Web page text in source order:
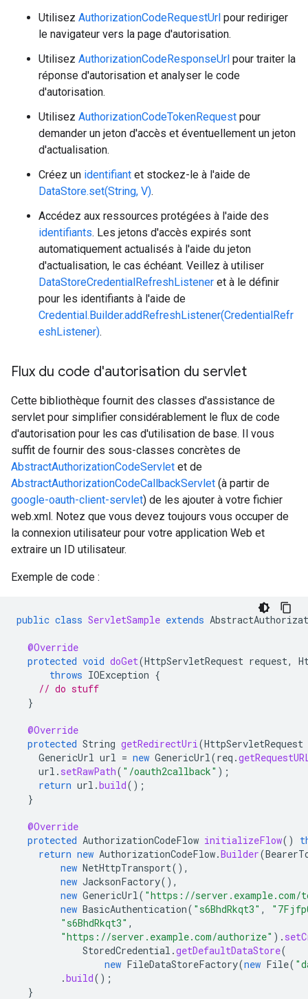
Utilisez AuthorizationCodeRequestUrl pour rediriger
le navigateur vers la page d'autorisation.
Utilisez AuthorizationCodeResponseUrl pour traiter la
réponse d'autorisation et analyser le code
d'autorisation.
Utilisez AuthorizationCodeTokenRequest pour
demander un jeton d'accès et éventuellement un jeton
d'actualisation.
Créez un identifiant et stockez-le à l'aide de
DataStore.set(String, V).
Accédez aux ressources protégées à l'aide des
identifiants. Les jetons d'accès expirés sont
automatiquement actualisés à l'aide du jeton
d'actualisation, le cas échéant. Veillez à utiliser
DataStoreCredentialRefreshListener et à le définir
pour les identifiants à l'aide de
Credential.Builder.addRefreshListener(CredentialRefr
eshListener).
Flux du code d'autorisation du servlet
Cette bibliothèque fournit des classes d'assistance de
servlet pour simplifier considérablement le flux de code
d'autorisation pour les cas d'utilisation de base. Il vous
suffit de fournir des sous-classes concrètes de
AbstractAuthorizationCodeServlet et de
AbstractAuthorizationCodeCallbackServlet (à partir de
google-oauth-client-servlet) de les ajouter à votre fichier
web.xml. Notez que vous devez toujours vous occuper de
la connexion utilisateur pour votre application Web et
extraire un ID utilisateur.
Exemple de code :
public class ServletSample extends
@Override
protected void doGet(HttpServletRequest request,
throws IOException {
// do stuff
}
@Override
protected String getRedirectUri(HttpServletRequest
GenericUrl url = new GenericUrl(req .
url . setRawPath( "/oauth2callback" );
return url .build();
}
@Override
protected AuthorizationCodeFlow initializeFlow()
return new AuthorizationCodeFlow.Builder(
new NetHttpTransport(),
new JacksonFactory(),
new GenericUrl( "https://server.example.com/
new BasicAuthentication( "s6BhdRkqt3" ,
"s6BhdRkqt3" ,
"https://server.example.com/authorize" ).
StoredCredential .getDefaultDataStore(
new FileDataStoreFactory(new File(
.build();
}